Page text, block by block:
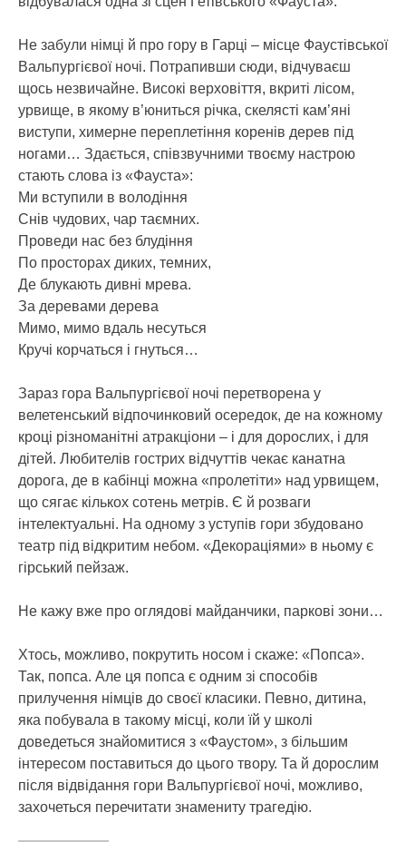
Не забули німці й про гору в Гарці – місце Фаустівської
Вальпургієвої ночі. Потрапивши сюди, відчуваєш
щось незвичайне. Високі верховіття, вкриті лісом,
урвище, в якому в’юниться річка, скелясті кам’яні
виступи, химерне переплетіння коренів дерев під
ногами… Здається, співзвучними твоєму настрою
стають слова із «Фауста»:
Ми вступили в володіння
Снів чудових, чар таємних.
Проведи нас без блудіння
По просторах диких, темних,
Де блукають дивні мрева.
За деревами дерева
Мимо, мимо вдаль несуться
Кручі корчаться і гнуться…
Зараз гора Вальпургієвої ночі перетворена у
велетенський відпочинковий осередок, де на кожному
кроці різноманітні атракціони – і для дорослих, і для
дітей. Любителів гострих відчуттів чекає канатна
дорога, де в кабінці можна «пролетіти» над урвищем,
що сягає кількох сотень метрів. Є й розваги
інтелектуальні. На одному з уступів гори збудовано
театр під відкритим небом. «Декораціями» в ньому є
гірський пейзаж.
Не кажу вже про оглядові майданчики, паркові зони…
Хтось, можливо, покрутить носом і скаже: «Попса».
Так, попса. Але ця попса є одним зі способів
прилучення німців до своєї класики. Певно, дитина,
яка побувала в такому місці, коли їй у школі
доведеться знайомитися з «Фаустом», з більшим
інтересом поставиться до цього твору. Та й дорослим
після відвідання гори Вальпургієвої ночі, можливо,
захочеться перечитати знамениту трагедію.